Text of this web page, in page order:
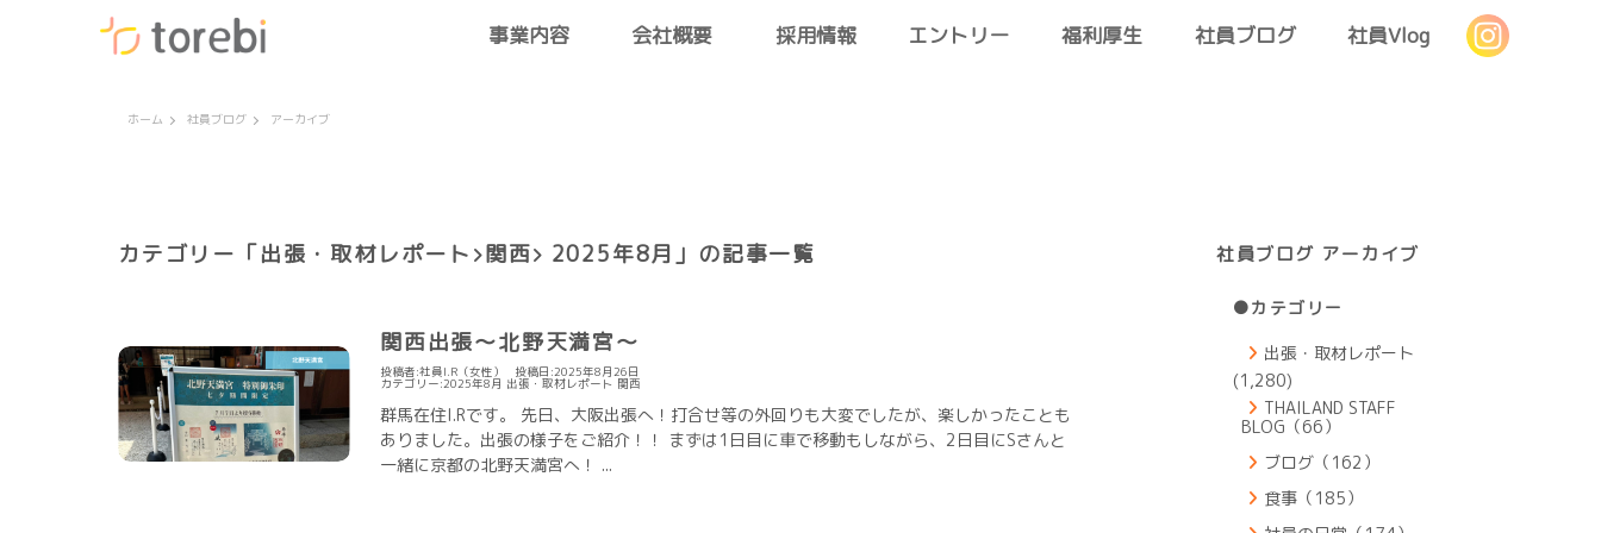
事業内容 会社概要 採用情報 エントリー 福利厚生 社員ブログ 社員Vlog
ホーム 社員ブログ アーカイブ
カテゴリー「出張・取材レポート 関西 2025年8月」の記事一覧
関西出張～北野天満宮～
投稿者:社員I.R（女性） 投稿日:2025年8月26日
カテゴリー:2025年8月 出張・取材レポート 関西
群馬在住I.Rです。 先日、大阪出張へ！打合せ等の外回りも大変でしたが、楽しかったことも
ありました。出張の様子をご紹介！！ まずは1日目に車で移動もしながら、2日目にSさんと
一緒に京都の北野天満宮へ！ ...
社員ブログ アーカイブ
●カテゴリー
出張・取材レポート
(1,280)
THAILAND STAFF
BLOG（66）
ブログ（162）
食事（185）